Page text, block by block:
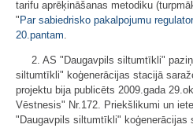
tarifu aprēķināšanas metodiku
" Par sabiedrisko pakalpojumu
20.pantam.
2. AS "Daugavpils siltumtīkli"
siltumtīkli" koģenerācijas stacijā
projektu bija publicēts 2009.gada
Vēstnesis" Nr.172. Priekšlikumi un
"Daugavpils siltumtīkli" koģenerācijas